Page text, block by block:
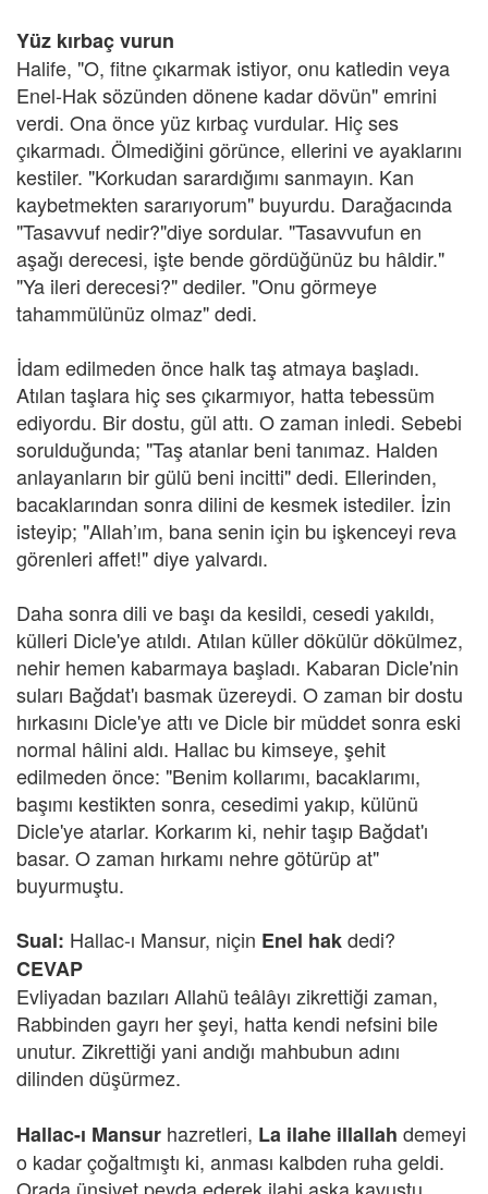
Yüz kırbaç vurun
Halife, "O, fitne çıkarmak istiyor, onu katledin veya
Enel-Hak sözünden dönene kadar dövün" emrini
verdi. Ona önce yüz kırbaç vurdular. Hiç ses
çıkarmadı. Ölmediğini görünce, ellerini ve ayaklarını
kestiler. "Korkudan sarardığımı sanmayın. Kan
kaybetmekten sararıyorum" buyurdu. Darağacında
"Tasavvuf nedir?"diye sordular. "Tasavvufun en
aşağı derecesi, işte bende gördüğünüz bu hâldir."
"Ya ileri derecesi?" dediler. "Onu görmeye
tahammülünüz olmaz" dedi.
İdam edilmeden önce halk taş atmaya başladı.
Atılan taşlara hiç ses çıkarmıyor, hatta tebessüm
ediyordu. Bir dostu, gül attı. O zaman inledi. Sebebi
sorulduğunda; "Taş atanlar beni tanımaz. Halden
anlayanların bir gülü beni incitti" dedi. Ellerinden,
bacaklarından sonra dilini de kesmek istediler. İzin
isteyip; "Allah’ım, bana senin için bu işkenceyi reva
görenleri affet!" diye yalvardı.
Daha sonra dili ve başı da kesildi, cesedi yakıldı,
külleri Dicle'ye atıldı. Atılan küller dökülür dökülmez,
nehir hemen kabarmaya başladı. Kabaran Dicle'nin
suları Bağdat'ı basmak üzereydi. O zaman bir dostu
hırkasını Dicle'ye attı ve Dicle bir müddet sonra eski
normal hâlini aldı. Hallac bu kimseye, şehit
edilmeden önce: "Benim kollarımı, bacaklarımı,
başımı kestikten sonra, cesedimi yakıp, külünü
Dicle'ye atarlar. Korkarım ki, nehir taşıp Bağdat'ı
basar. O zaman hırkamı nehre götürüp at"
buyurmuştu.
Sual: Hallac-ı Mansur, niçin Enel hakdedi?
CEVAP
Evliyadan bazıları Allahü teâlâyı zikrettiği zaman,
Rabbinden gayrı her şeyi, hatta kendi nefsini bile
unutur. Zikrettiği yani andığı mahbubun adını
dilinden düşürmez.
Hallac-ı Mansur hazretleri, La ilahe illallah demeyi
o kadar çoğaltmıştı ki, anması kalbden ruha geldi.